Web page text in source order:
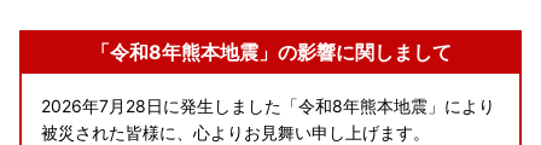
「令和8年熊本地震」の影響に関しまして
2026年7月28日に発生しました「令和8年熊本地震」により
被災された皆様に、心よりお見舞い申し上げます。